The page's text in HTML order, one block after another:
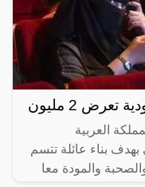
2 مليون
العربية
بناء عائلة تتسم
والمودة معا